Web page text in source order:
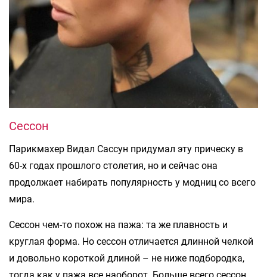
Сессон
Парикмахер Видал Сассун придумал эту прическу в
60-х годах прошлого столетия, но и сейчас она
продолжает набирать популярность у модниц со всего
мира.
Сессон чем-то похож на пажа: та же плавность и
круглая форма. Но сессон отличается длинной челкой
и довольно короткой длиной – не ниже подбородка,